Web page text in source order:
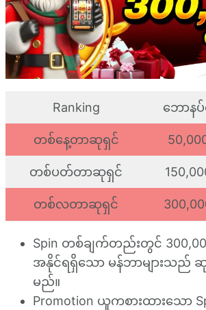
Ranking ဘောန
တစ်နေ့တာဆုရှင်
တစ်ပတ်တာဆုရှင်
တစ်လတာဆုရှင်
Spin တစ်ချက်တည်းတွင်
အနိုင်ရရှိသော မန်ဘာများသည် ဆု
မည်။
Promotion ယူကစားထားသော